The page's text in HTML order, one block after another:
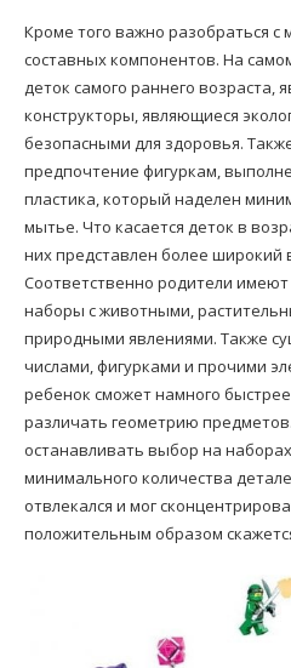
Кроме того важно разобраться с
составных компонентов. На
деток самого раннего возраста,
конструкторы, являющиеся
безопасными для здоровья.
предпочтение фигуркам,
пластика, который наделен
мытье. Что касается деток в
них представлен более широкий
Соответственно родители
наборы с животными,
природными явлениями. Также
числами, фигурками и прочими
ребенок сможет намного
различать геометрию
останавливать выбор на
минимального количества
отвлекался и мог
положительным образом